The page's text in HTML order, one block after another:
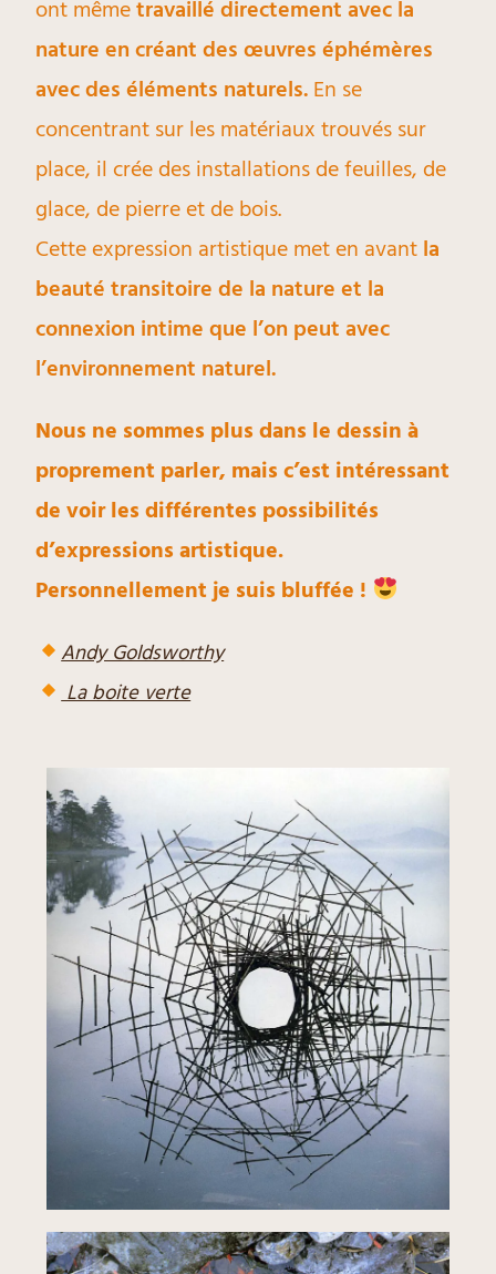
ont mêmetravaillé directement avec la
nature en créant des œuvres éphémères
avec des éléments naturels. En se
concentrant sur les matériaux trouvés sur
place, il crée des installations de feuilles, de
glace, de pierre et de bois.
Cette expression artistique met en avant la
beauté transitoire de la nature et la
connexion intime que l’on peut avec
l’environnement naturel.
Nous ne sommes plus dans le dessin à
proprement parler, mais c’est intéressant
de voir les différentes possibilités
d’expressions artistique.
Personnellement je suis bluffée !
Andy Goldsworthy
La boite verte